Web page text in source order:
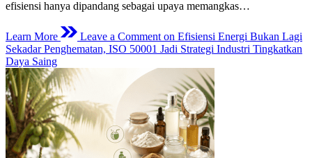
efisiensi hanya dipandang sebagai upaya memangkas…
Learn More Leave a Comment on Efisiensi Energi Bukan Lagi
Sekadar Penghematan, ISO 50001 Jadi Strategi Industri Tingkatkan
Daya Saing